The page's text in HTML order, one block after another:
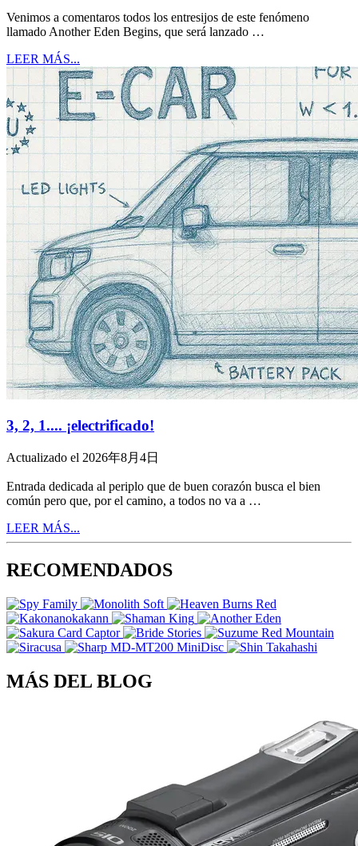
Venimos a comentaros todos los entresijos de este fenómeno
llamado Another Eden Begins, que será lanzado …
LEER MÁS...
3, 2, 1.... ¡electrificado!
Actualizado el 2026年8月4日
Entrada dedicada al periplo que de buen corazón busca el bien
común pero que, por el camino, a todos no va a …
LEER MÁS...
RECOMENDADOS
MÁS DEL BLOG